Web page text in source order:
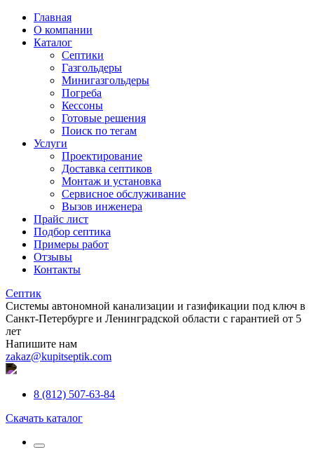
Главная
О компании
Каталог
Септики
Газгольдеры
Минигазгольдеры
Погреба
Кессоны
Готовые решения
Поиск по тегам
Услуги
Проектирование
Доставка септиков
Монтаж и установка
Сервисное обслуживание
Вызов инженера
Прайс лист
Подбор септика
Примеры работ
Отзывы
Контакты
Септик
Системы автономной канализации и газификации под ключ в
Санкт-Петербурге и Ленинградской области с гарантией от 5
лет
Напишите нам
zakaz@kupitseptik.com
8 (812) 507-63-84
Скачать каталог